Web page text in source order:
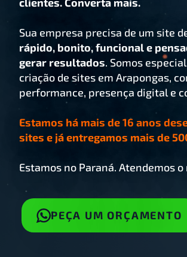
Sua empresa precisa de um site
rápido, bonito, funcional e
gerar resultados. Somos
criação de sites em Arapongas,
performance, presença digital e
Estamos há mais de 16 anos
sites e já entregamos mais de
Estamos no Paraná. Atendemos o
PEÇA UM ORÇAMENTO